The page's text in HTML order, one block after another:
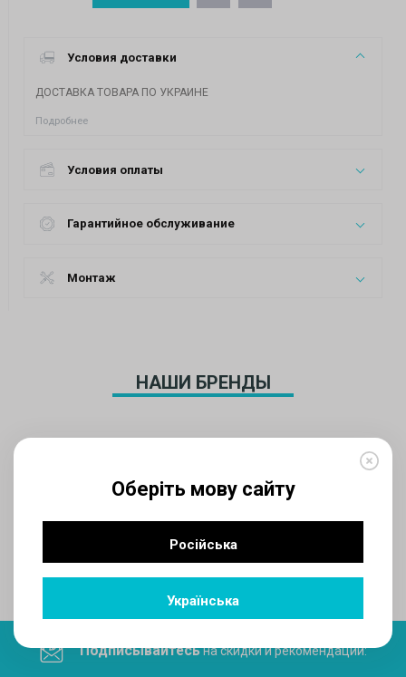
Оберіть мову сайту
Російська
Українська
Условия доставки
ДОСТАВКА ТОВАРА ПО УКРАИНЕ
Подробнее
Условия оплаты
Гарантийное обслуживание
Монтаж
НАШИ БРЕНДЫ
Поделитесь ссылкой в социальных сетях
Подписывайтесьна скидки и рекомендации: